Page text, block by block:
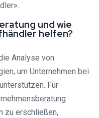
und wie
helfen?
Analyse von
um Unternehmen bei
Für
zu erschließen,